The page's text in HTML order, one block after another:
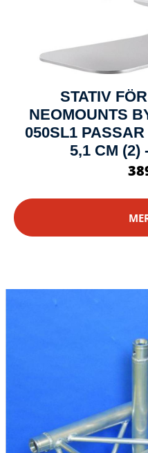
STATIV
NEOMOUNTS
050SL1
5,1 CM (2)